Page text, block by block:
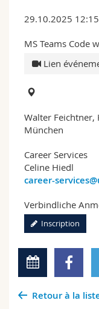
29.10.2025
MS Teams Code
Lien
Walter Feichtner,
München
Career Services
Celine Hiedl
career-
Verbindliche
Inscription
Retour à la